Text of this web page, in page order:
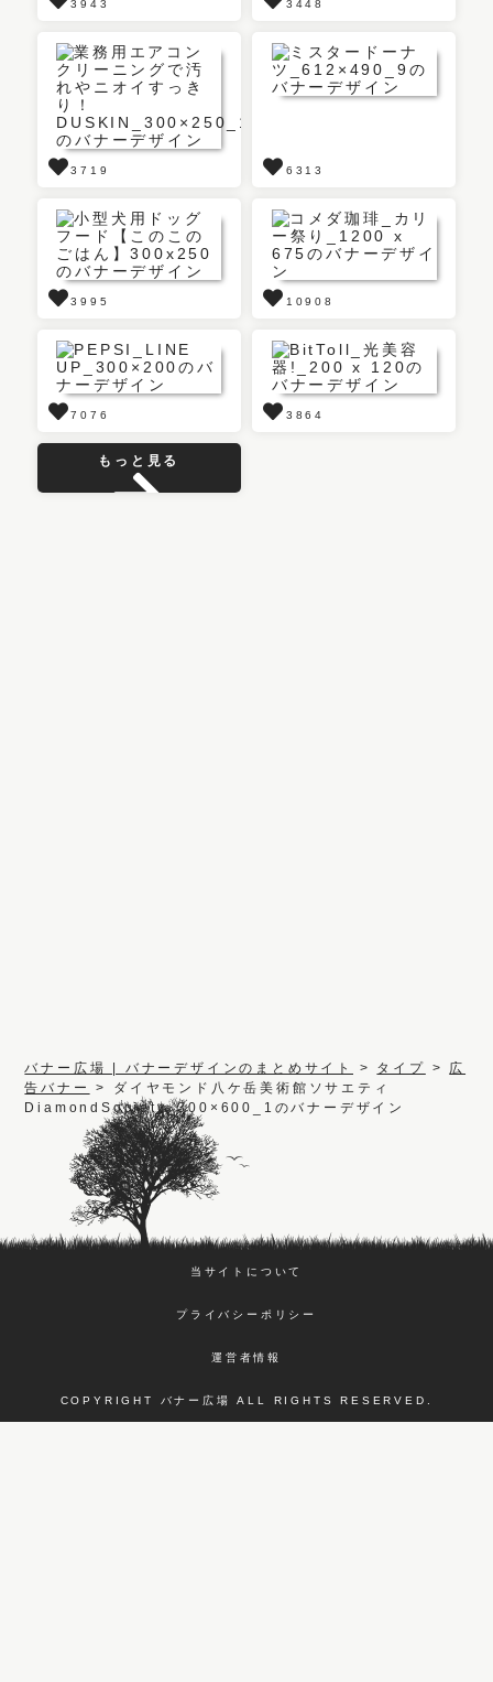
3943 3448
3719 6313
3995 10908
7076 3864
もっと見る
バナー広場 | バナーデザインのまとめサイト > タイプ > 広
告バナー
> ダイヤモンド八ケ岳美術館ソサエティ
DiamondSociety_300×600_1のバナーデザイン
当サイトについて
プライバシーポリシー
運営者情報
COPYRIGHT バナー広場 ALL RIGHTS RESERVED.